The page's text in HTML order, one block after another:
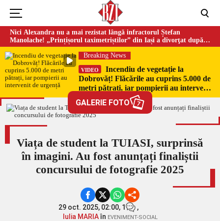
Nici Alexandra nu a mai rezistat lângă infractorul Ștefan
Manolache! „Prințișorul taximetriștilor” din Iași a divorţat după
doi ani de căsnicie
Breaking News
VIDEO
Incendiu de vegetație la
Dobrovăț! Flăcările au cuprins 5.000 de
metri pătrați, iar pompierii au intervenit
GALERIE FOTO 7
Viața de student la TUIASI, surprinsă
în imagini. Au fost anunțați finaliștii
concursului de fotografie 2025
29 oct. 2025, 02:00, 1
,
Iulia MARIAîn EVENIMENT-SOCIAL